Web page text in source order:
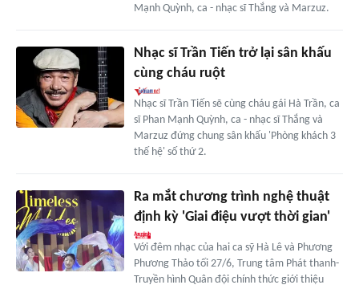
Mạnh Quỳnh, ca - nhạc sĩ Thắng và Marzuz.
Nhạc sĩ Trần Tiến trở lại sân khấu
cùng cháu ruột
Nhạc sĩ Trần Tiến sẽ cùng cháu gái Hà Trần, ca
sĩ Phan Mạnh Quỳnh, ca - nhạc sĩ Thắng và
Marzuz đứng chung sân khấu 'Phòng khách 3
thế hệ' số thứ 2.
Ra mắt chương trình nghệ thuật
định kỳ 'Giai điệu vượt thời gian'
Với đêm nhạc của hai ca sỹ Hà Lê và Phương
Phương Thảo tối 27/6, Trung tâm Phát thanh-
Truyền hình Quân đội chính thức giới thiệu